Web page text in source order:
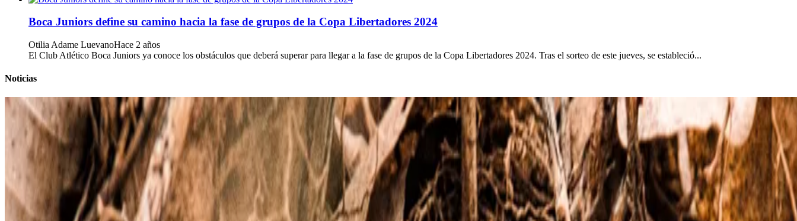
Boca Juniors define su camino hacia la fase de grupos de la Copa Libertadores 2024
Otilia Adame LuevanoHace 2 años
El Club Atlético Boca Juniors ya conoce los obstáculos que deberá superar para llegar a la fase de grupos de la Copa Libertadores 2024. Tras el sorteo de este jueves, se estableció...
Noticias